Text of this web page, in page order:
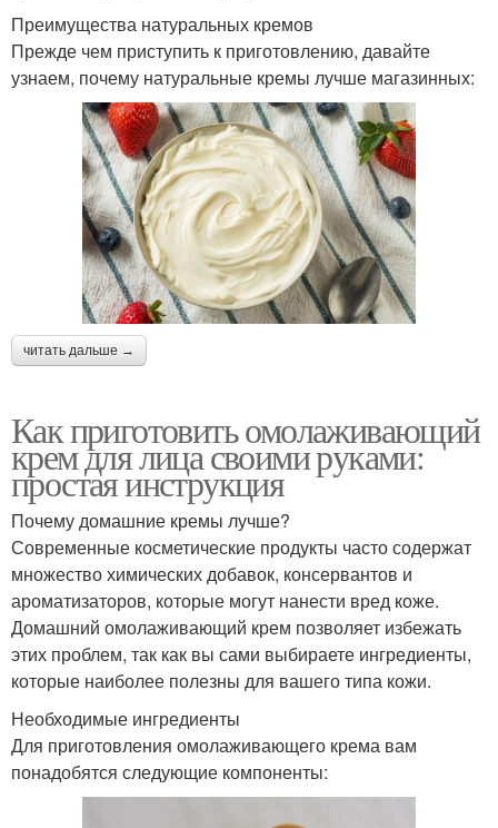
Преимущества натуральных кремов
Прежде чем приступить к приготовлению, давайте
узнаем, почему натуральные кремы лучше магазинных:
читать дальше →
Как приготовить омолаживающий
крем для лица своими руками:
простая инструкция
Почему домашние кремы лучше?
Современные косметические продукты часто содержат
множество химических добавок, консервантов и
ароматизаторов, которые могут нанести вред коже.
Домашний омолаживающий крем позволяет избежать
этих проблем, так как вы сами выбираете ингредиенты,
которые наиболее полезны для вашего типа кожи.
Необходимые ингредиенты
Для приготовления омолаживающего крема вам
понадобятся следующие компоненты: